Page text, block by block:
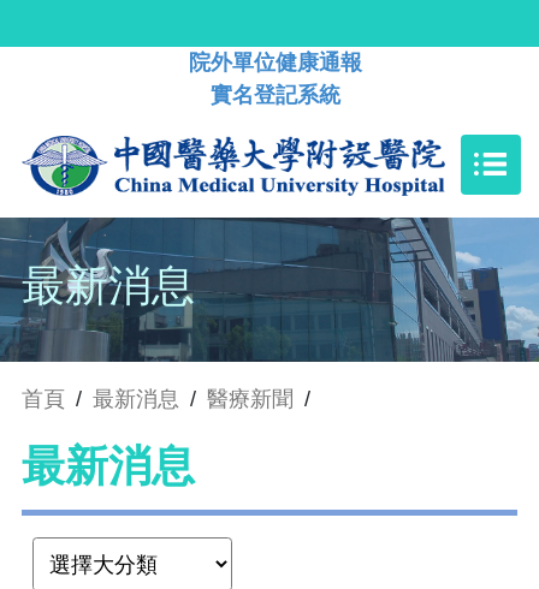
院外單位健康通報
實名登記系統
最新消息
首頁 / 最新消息 / 醫療新聞 /
最新消息